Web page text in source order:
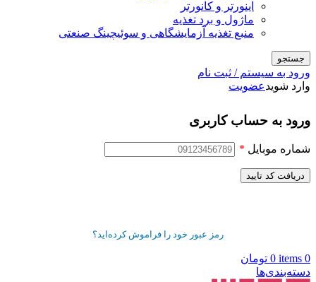
اینورتر و کانورتر
ماژول و برد تغذیه
منبع تغذیه آزمایشگاهی و سوئیچینگ صنعتی
جستجو
ورود به سیستم / ثبت نام
وارد شویدعضویت
ورود به حساب کاربری
شماره موبایل *
دریافت کد تایید
رمز عبور خود را فراموش کرده‌اید؟
0
items
0 تومان
دسته‌بندی‌ها